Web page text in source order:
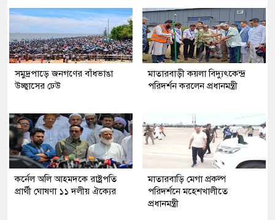
সমুদ্রপাড়ে জনগণের বাঁধভাঙা
উচ্ছ্বাসের ঢেউ
মাতারবাড়ী কয়লা বিদ্যুৎকেন্দ্র
পরিদর্শন করলেন প্রধানমন্ত্রী
কর্নেল অলি আহমদকে রাষ্ট্রপতি
প্রার্থী ঘোষণা ১১ দলীয় ঐক্যের
মাতারবাড়ি মেগা প্রকল্প
পরিদর্শনে মহেশখালীতে
প্রধানমন্ত্রী